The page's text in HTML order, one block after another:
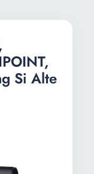
Si Alte
Multi
negru